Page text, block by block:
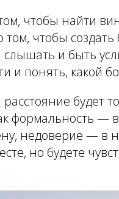
чтобы найти
том, чтобы
слышать и быть
и понять, какой
расстояние будет
формальность —
недоверие — в
но будете